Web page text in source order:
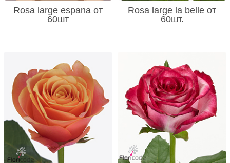
Rosa large espana от
60шт
Rosa large la belle от
60шт.